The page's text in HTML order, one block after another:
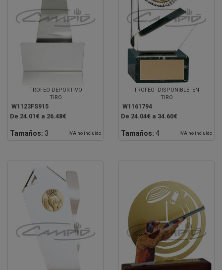
TROFEO DEPORTIVO
TIRO
W1123FS915
De 24.01€ a 26.48€
Tamaños: 3 IVA no incluido
TROFEO DISPONIBLE EN
TIRO
W1161794
De 24.04€ a 34.60€
Tamaños: 4 IVA no incluido